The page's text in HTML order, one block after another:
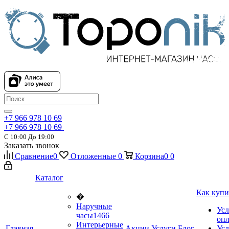
+7 966 978 10 69
+7 966 978 10 69
С 10:00 До 19:00
Заказать звонок
Сравнение0 Отложенные 0 Корзина0 0
Каталог
�
Наручные
часы1466
Интерьерные
Как